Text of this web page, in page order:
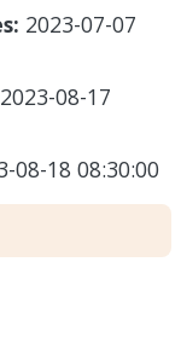
2023-07-07
2023-08-17
08-18 08:30:00